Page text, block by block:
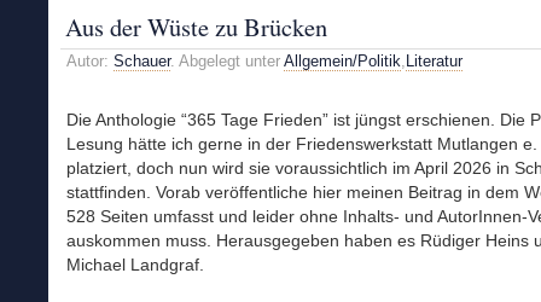
Aus der Wüste zu Brücken
Autor: Schauer. Abgelegt unter Allgemein/Politik, Literatur
Die Anthologie “365 Tage Frieden” ist jüngst erschienen. Die
Lesung hätte ich gerne in der Friedenswerkstatt Mutlangen e.
platziert, doch nun wird sie voraussichtlich im April 2026 in
stattfinden. Vorab veröffentliche hier meinen Beitrag in dem
528 Seiten umfasst und leider ohne Inhalts- und AutorInnen-
auskommen muss. Herausgegeben haben es Rüdiger Heins
Michael Landgraf.